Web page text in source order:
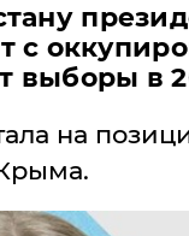
с
выборы в
на